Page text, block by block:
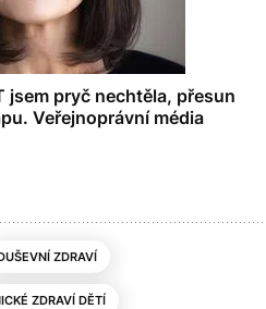
jsem pryč nechtěla, přesun
Veřejnoprávní média
ZDRAVÍ
ZDRAVÍ DĚTÍ